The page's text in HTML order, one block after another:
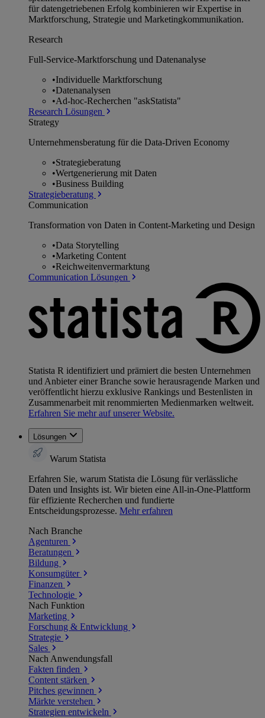
für datengetriebenen Erfolg kombinieren wir Expertise in
Marktforschung, Strategie und Marketingkommunikation.
Research
Full-Service-Marktforschung und Datenanalyse
•Individuelle Marktforschung
•Datenanalysen
•Ad-hoc-Recherchen "askStatista"
Research Lösungen
Strategy
Unternehmens­beratung für die Data-Driven Economy
•Strategieberatung
•Wertgenerierung mit Daten
•Business Building
Strategieberatung
Communication
Transformation von Daten in Content-Marketing und Design
•Data Storytelling
•Marketing Content
•Reichweitenvermarktung
Communication Lösungen
Statista R identifiziert und prämiert die besten Unternehmen
und Anbieter einer Branche sowie herausragende Marken und
veröffentlicht hierzu exklusive Rankings und Bestenlisten in
Zusammenarbeit mit renommierten Medienmarken weltweit.
Erfahren Sie mehr auf unserer Website.
Lösungen
Warum Statista
Erfahren Sie, warum Statista die Lösung für verlässliche
Daten und Insights ist. Wir bieten eine All-in-One-Plattform
für effiziente Recherchen und fundierte
Entscheidungsprozesse. Mehr erfahren
Nach Branche
Agenturen
Beratungen
Bildung
Konsumgüter
Finanzen
Technologie
Nach Funktion
Marketing
Forschung & Entwicklung
Strategie
Sales
Nach Anwendungsfall
Fakten finden
Content stärken
Pitches gewinnen
Märkte verstehen
Strategien entwickeln